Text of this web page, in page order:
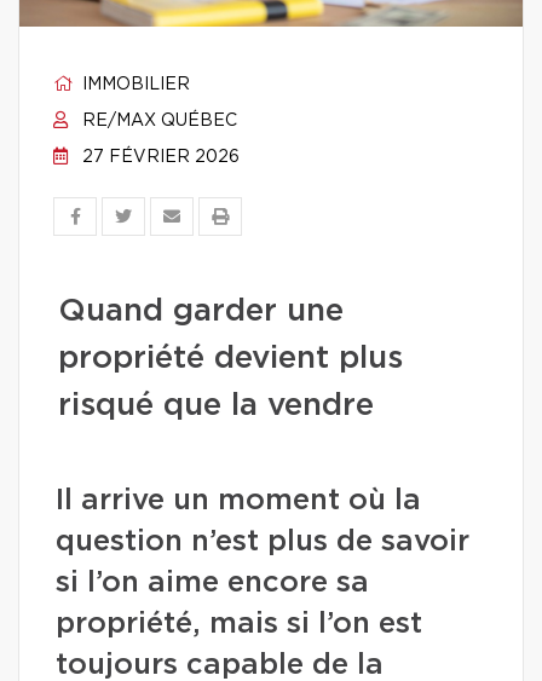
IMMOBILIER
RE/MAX QUÉBEC
27 FÉVRIER 2026
Quand garder une
propriété devient plus
risqué que la vendre
Il arrive un moment où la
question n’est plus de savoir
si l’on aime encore sa
propriété, mais si l’on est
toujours capable de la